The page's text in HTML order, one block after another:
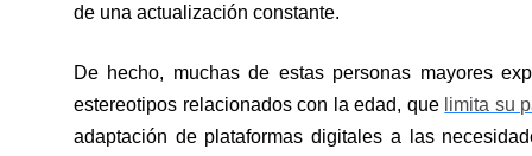
de una actualización constante.
De hecho, muchas de estas personas mayores
estereotipos relacionados con la edad, que limita su
adaptación de plataformas digitales a las